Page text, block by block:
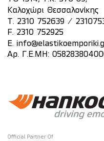
Καλοχώρι Θεσσαλονίκης
T. 2310 752639 /
F. 2310 752925
E.
Αρ. Γ.Ε.ΜΗ:
Official Partner Of